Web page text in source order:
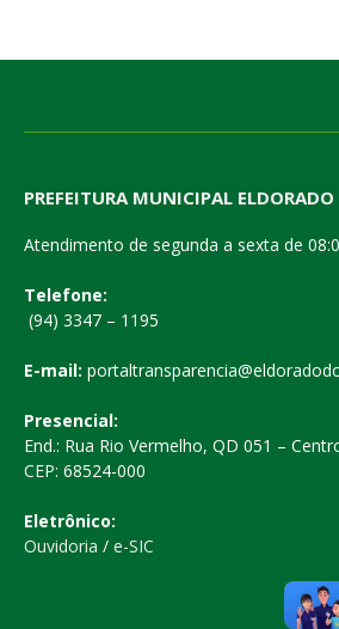
PREFEITURA MUNICIPAL ELDORADO
Atendimento de segunda a sexta de
Telefone:
(94) 3347 – 1195
E-mail:
Presencial:
End.: Rua Rio Vermelho, QD 051 –
CEP: 68524-000
Eletrônico:
Ouvidoria / e-SIC